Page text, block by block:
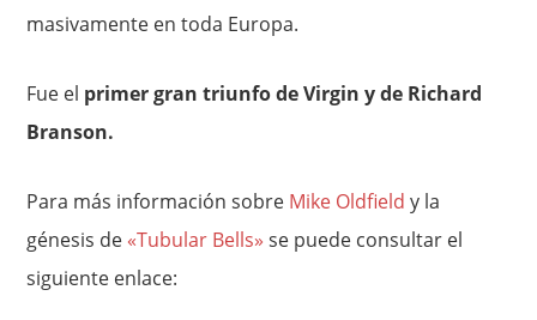
masivamente en toda Europa.
Fue el primer gran triunfo de Virgin y de Richard
Branson.
Para más información sobre Mike Oldfield y la
génesis de «Tubular Bells» se puede consultar el
siguiente enlace: